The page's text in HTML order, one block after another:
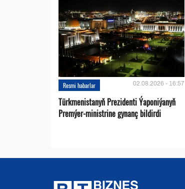
Resmi habarlar 02.08.2026 - 16:57
Türkmenistanyň Prezidenti Ýaponiýanyň
Premýer-ministrine gynanç bildirdi